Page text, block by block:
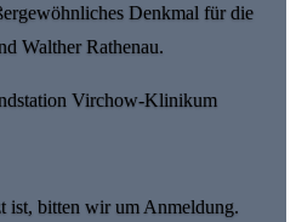
Denkmal für die
Walther Rathenau.
Virchow-Klinikum
ist, bitten wir um Anmeldung.